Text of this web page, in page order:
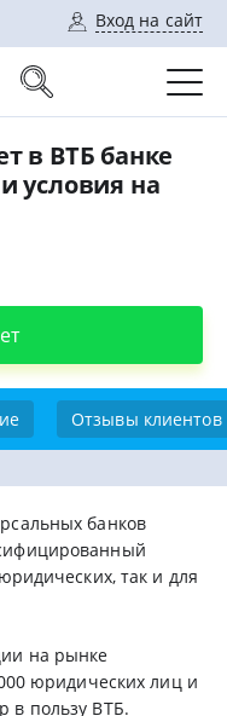
Вход на сайт
в ВТБ банке
условия на
Отзывы клиентов
банков
так и для
на рынке
юридических лиц и
в пользу ВТБ.